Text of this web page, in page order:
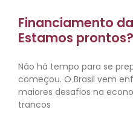
Financiamento
Estamos prontos?
Não há tempo para se
começou. O Brasil vem
maiores desafios na
trancos